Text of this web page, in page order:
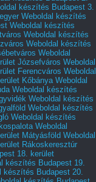
készítés Budapest 3.
Weboldal készítés
Weboldal készítés
Weboldal készítés
Weboldal készítés
Weboldal
Józsefváros Weboldal
Ferencváros Weboldal
Kőbánya Weboldal
Weboldal készítés
Weboldal készítés
Weboldal készítés
Weboldal készítés
Weboldal
Mátyásföld Weboldal
Rákoskeresztúr
18. kerület
készítés Budapest 19.
készítés Budapest 20.